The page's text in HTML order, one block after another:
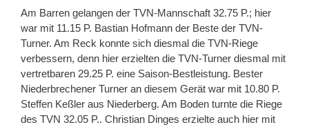
Am Barren gelangen der TVN-Mannschaft 32.75 P.; hier
war mit 11.15 P. Bastian Hofmann der Beste der TVN-
Turner. Am Reck konnte sich diesmal die TVN-Riege
verbessern, denn hier erzielten die TVN-Turner diesmal mit
vertretbaren 29.25 P. eine Saison-Bestleistung. Bester
Niederbrechener Turner an diesem Gerät war mit 10.80 P.
Steffen Keßler aus Niederberg. Am Boden turnte die Riege
des TVN 32.05 P.. Christian Dinges erzielte auch hier mit